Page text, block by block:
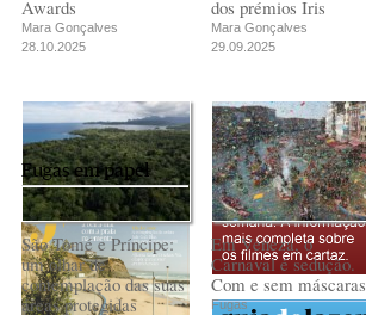
Awards
Mara Gonçalves
28.10.2025
dos prémios Iris
Mara Gonçalves
29.09.2025
São Tomé e Príncipe:
um olhar de
contemplação das suas
áreas protegidas
Em Veneza, o
Carnaval é sedução.
Com e sem máscaras
Fugas
Fugas em papel